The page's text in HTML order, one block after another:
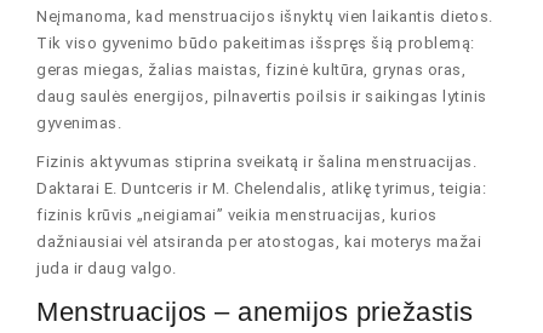
Neįmanoma, kad menstruacijos išnyktų vien laikantis dietos.
Tik viso gyvenimo būdo pakeitimas išspręs šią problemą:
geras miegas, žalias maistas, fizinė kultūra, grynas oras,
daug saulės energijos, pilnavertis poilsis ir saikingas lytinis
gyvenimas.
Fizinis aktyvumas stiprina sveikatą ir šalina menstruacijas.
Daktarai E. Duntceris ir M. Chelendalis, atlikę tyrimus, teigia:
fizinis krūvis „neigiamai” veikia menstruacijas, kurios
dažniausiai vėl atsiranda per atostogas, kai moterys mažai
juda ir daug valgo.
Menstruacijos – anemijos priežastis